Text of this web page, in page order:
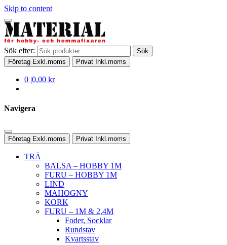
Skip to content
Sök efter:
Sök
Företag Exkl.moms Privat Inkl.moms
0 |0,00 kr
Navigera
Företag Exkl.moms Privat Inkl.moms
TRÄ
BALSA – HOBBY 1M
FURU – HOBBY 1M
LIND
MAHOGNY
KORK
FURU – 1M & 2,4M
Foder, Socklar
Rundstav
Kvartsstav